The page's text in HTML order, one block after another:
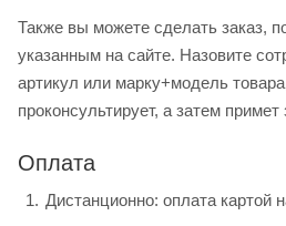
Также вы можете сделать заказ,
указанным на сайте. Назовите
артикул или марку+модель
проконсультирует, а затем примет
Оплата
Дистанционно: оплата картой